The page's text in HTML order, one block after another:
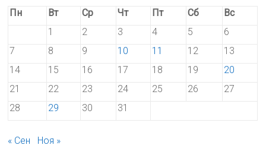
Пн
Вт Ср Чт Пт Сб
Вс
1
2 3 4 5
6
7
8 9 10 11 12
13
14
15 16 17 18 19
20
21
22 23 24 25 26
27
28
29 30 31
« Сен Ноя »